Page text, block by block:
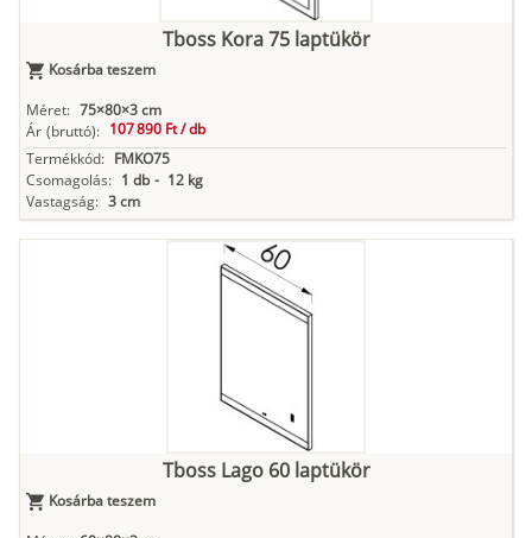
Tboss Kora 75 laptükör
Kosárba teszem
Méret: 75×80×3 cm
Ár (bruttó): 107 890 Ft /db
Termékkód: FMKO75
Csomagolás: 1 db - 12 kg
Vastagság: 3 cm
Tboss Lago 60 laptükör
Kosárba teszem